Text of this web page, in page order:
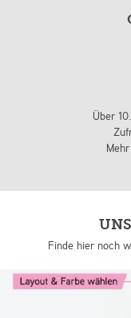
Über
Finde hier noch